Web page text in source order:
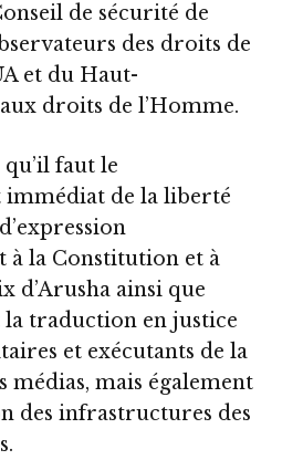
de sécurité de
des droits de
et du Haut-
droits de l’Homme.
faut le
immédiat de la liberté
à la Constitution et à
d’Arusha ainsi que
la traduction en justice
et exécutants de la
médias, mais également
des infrastructures des